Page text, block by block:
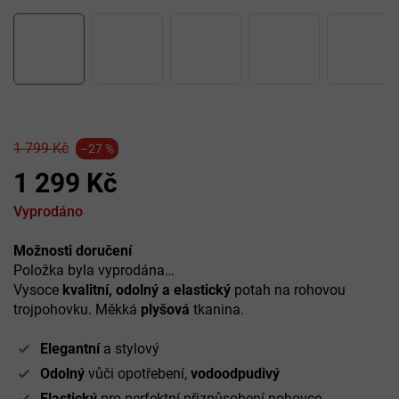
1 799 Kč –27 %
1 299 Kč
Měrná
cena:
Vyprodáno
Možnosti doručení
Položka byla vyprodána…
Vysoce kvalitní, odolný a elastický potah na rohovou
trojpohovku. Měkká plyšová tkanina.
Elegantnía stylový
Odolný vůči opotřebení, vodoodpudivý